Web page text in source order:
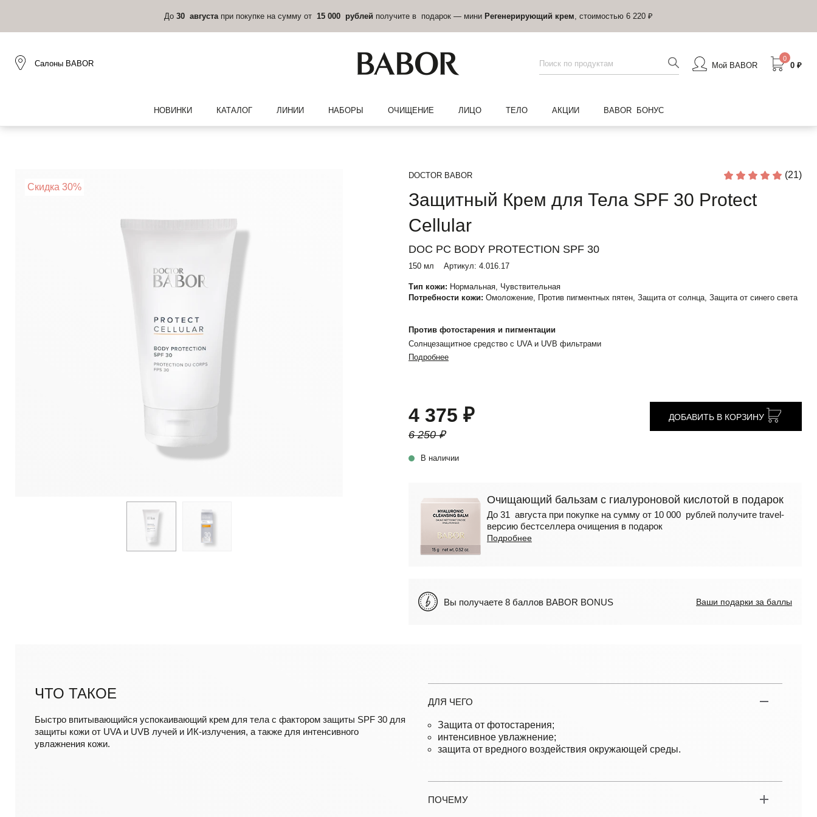
До 30 августа при покупке на сумму от 15 000 рублей получите в подарок — мини Регенерирующий крем , стоимостью 6 220 ₽
Салоны BABOR Мой BABOR
0
0 ₽
НОВИНКИ КАТАЛОГ ЛИНИИ НАБОРЫ ОЧИЩЕНИЕ ЛИЦО ТЕЛО АКЦИИ BABOR БОНУС
DOCTOR BABOR (21)
Защитный Крем для Тела SPF 30 Protect
Cellular
DOC PC BODY PROTECTION SPF 30
150 мл Артикул: 4.016.17
Тип кожи: Нормальная, Чувствительная
Потребности кожи: Омоложение, Против пигментных пятен, Защита от солнца, Защита от синего света
Против фотостарения и пигментации
Солнцезащитное средство с UVA и UVB фильтрами
Подробнее
4 375 ₽
6 250 ₽
В наличии
ДОБАВИТЬ В КОРЗИНУ
Очищающий бальзам с гиалуроновой кислотой в подарок
До 31 августа при покупке на сумму от 10 000 рублей получите travel-
версию бестселлера очищения в подарок
Подробнее
Вы получаете 8 баллов BABOR BONUS Ваши подарки за баллы
ЧТО ТАКОЕ
Быстро впитывающийся успокаивающий крем для тела с фактором защиты SPF 30 для
защиты кожи от UVA и UVB лучей и ИК-излучения, а также для интенсивного
увлажнения кожи.
ДЛЯ ЧЕГО
Защита от фотостарения;
интенсивное увлажнение;
защита от вредного воздействия окружающей среды.
ПОЧЕМУ